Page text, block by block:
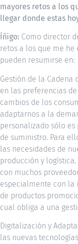
mayores retos a los
llegar donde estas
Íñigo: Como director
retos a los que me
pueden resumirse en:
Gestión de la Cadena
en las preferencias
cambios de los
adaptarnos a la
personalizado sólo
de suministro. Para
las necesidades de
producción y
con muchos
especialmente con la
de productos
cual obliga a una
Digitalización y
las nuevas